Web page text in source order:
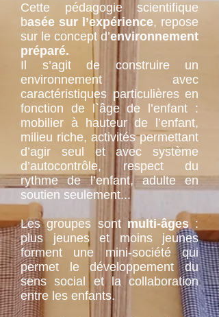
Cette pédagogie scientifique
basée sur l’expérience, repose
sur le concept d’environnement
préparé.
Il s’agit de construire un
environnement avec
caractéristiques particulières en
fonction de l`âge de l’enfant :
mobilier à hauteur de l’enfant,
milieu riche, activités permettant
d’agir seul et avec système
d’autocontrôle, respect du
rythme de l’enfant, adulte en
soutien seulement...
Les groupes sont multi-âges:
plus jeunes et moins jeunes
forment une mini-société qui
permet le développement du
sens social et la collaboration
entre les enfants.